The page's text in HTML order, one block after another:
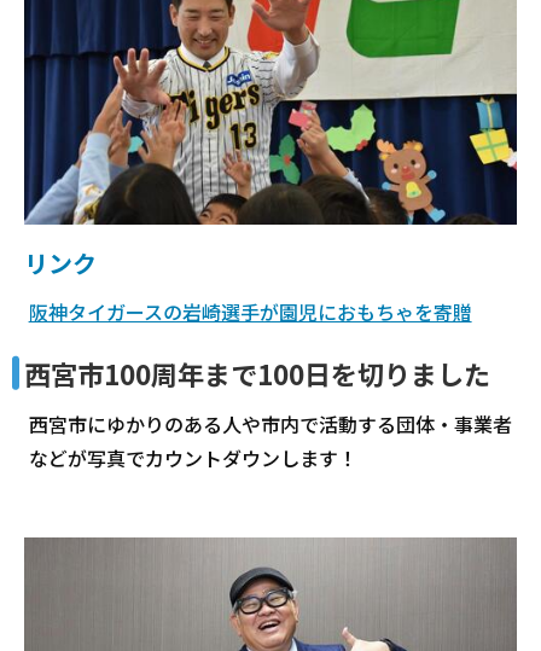
リンク
阪神タイガースの岩崎選手が園児におもちゃを寄贈
西宮市100周年まで100日を切りました
西宮市にゆかりのある人や市内で活動する団体・事業者
などが写真でカウントダウンします！